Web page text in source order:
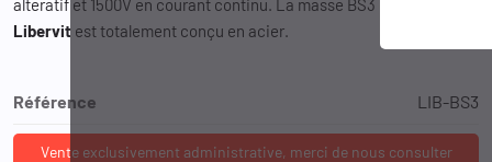
Libervit est totalement conçu en acier.
Référence LIB-BS3
Vente exclusivement administrative, merci de nous consulter